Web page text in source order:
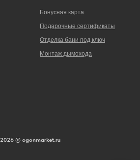
Бонусная карта
Подарочные сертификаты
Отделка бани под ключ
Монтаж дымохода
2026 © ogonmarket.ru